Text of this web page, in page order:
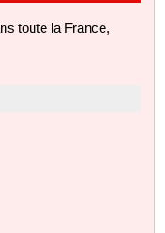
toute la France,